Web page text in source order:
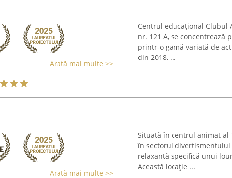
Arată mai multe >>
Centrul educațional Clubul
nr. 121 A, se concentrează
printr-o gamă variată de
din 2018, ...
Arată mai multe >>
Situată în centrul animat al
în sectorul divertismentului
relaxantă specifică unui
Această locație ...